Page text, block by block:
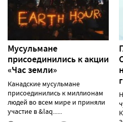
Мусульмане
присоединились к акции
«Час земли»
Канадские мусульмане
присоединились к миллионам
людей во всем мире и приняли
участие в &laq......